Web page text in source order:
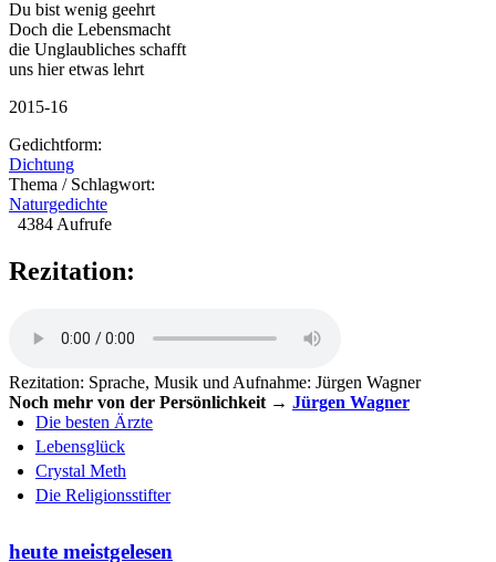
Du bist wenig geehrt
Doch die Lebensmacht
die Unglaubliches schafft
uns hier etwas lehrt
2015-16
Gedichtform:
Dichtung
Thema / Schlagwort:
Naturgedichte
4384 Aufrufe
Rezitation:
Rezitation: Sprache, Musik und Aufnahme: Jürgen Wagner
Noch mehr von der Persönlichkeit → Jürgen Wagner
Die besten Ärzte
Lebensglück
Crystal Meth
Die Religionsstifter
heute meistgelesen